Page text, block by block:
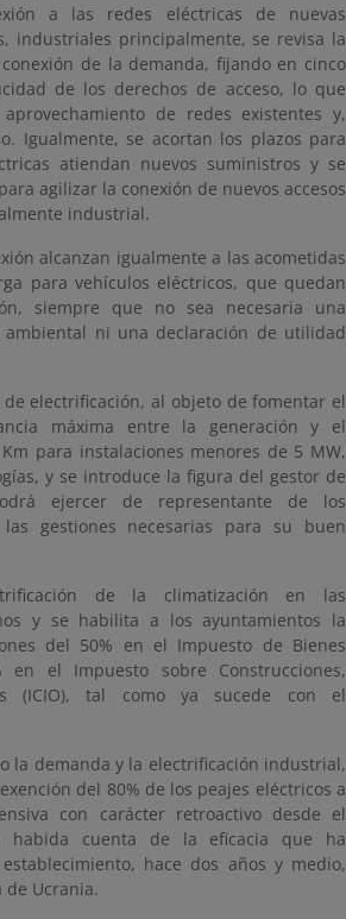
a las redes eléctricas de nuevas
industriales principalmente, se revisa la
de la demanda, fijando en cinco
de los derechos de acceso, lo que
de redes existentes y,
Igualmente, se acortan los plazos para
atiendan nuevos suministros y se
agilizar la conexión de nuevos accesos
industrial.
alcanzan igualmente a las acometidas
para vehículos eléctricos, que quedan
siempre que no sea necesaria una
ambiental ni una declaración de utilidad
electrificación, al objeto de fomentar el
máxima entre la generación y el
para instalaciones menores de 5 MW,
y se introduce la figura del gestor de
ejercer de representante de los
gestiones necesarias para su buen
de la climatización en las
y se habilita a los ayuntamientos la
del 50% en el Impuesto de Bienes
el Impuesto sobre Construcciones,
(ICIO), tal como ya sucede con el
la demanda y la electrificación industrial,
del 80% de los peajes eléctricos a
con carácter retroactivo desde el
habida cuenta de la eficacia que ha
hace dos años y medio,
de Ucrania.